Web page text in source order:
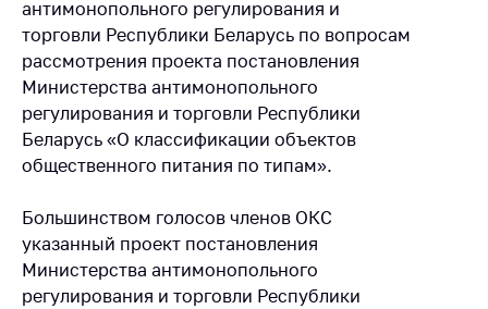
антимонопольного регулирования и
торговли Республики Беларусь по вопросам
рассмотрения проекта постановления
Министерства антимонопольного
регулирования и торговли Республики
Беларусь «О классификации объектов
общественного питания по типам».
Большинством голосов членов ОКС
указанный проект постановления
Министерства антимонопольного
регулирования и торговли Республики